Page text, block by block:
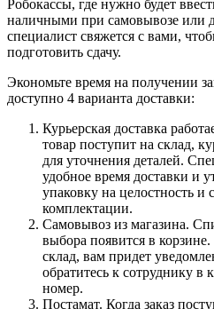
Робокассы, где нужно будет
наличными при самовывозе или
специалист свяжется с вами,
подготовить сдачу.
Экономьте время на получении
доступно 4 варианта доставки:
Курьерская доставка
товар поступит на склад,
для уточнения деталей.
удобное время доставки и
упаковку на целостность и
комплектации.
Самовывоз из магазина.
выбора появится в корзине.
склад, вам придет
обратитесь к сотруднику в
номер.
Постамат. Когда заказ